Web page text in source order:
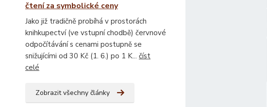
čtení za symbolické ceny
Jako již tradičně probíhá v prostorách
knihkupectví (ve vstupní chodbě) červnové
odpočítávání s cenami postupně se
snižujícími od 30 Kč (1. 6.) po 1 K... číst
celé
Zobrazit všechny články